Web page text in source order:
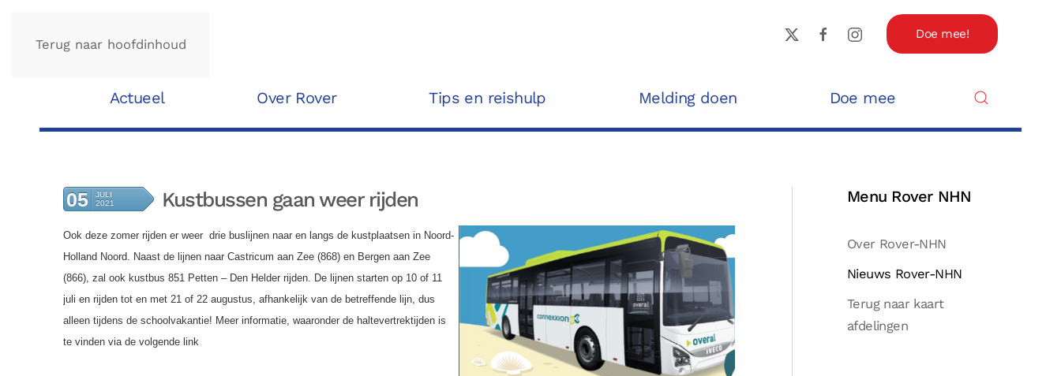
Terug naar hoofdinhoud
Doe mee!
Actueel Over Rover Tips en reishulp Melding doen Doe mee
05
JULI
2021
Kustbussen gaan weer rijden
Ook deze zomer rijden er weer drie buslijnen naar en langs de kustplaatsen in Noord-
Holland Noord. Naast de lijnen naar Castricum aan Zee (868) en Bergen aan Zee
(866), zal ook kustbus 851 Petten – Den Helder rijden. De lijnen starten op 10 of 11
juli en rijden tot en met 21 of 22 augustus, afhankelijk van de betreffende lijn, dus
alleen tijdens de schoolvakantie! Meer informatie, waaronder de haltevertrektijden is
te vinden via de volgende link
Menu Rover NHN
Over Rover-NHN
Nieuws Rover-NHN
Terug naar kaart
afdelingen